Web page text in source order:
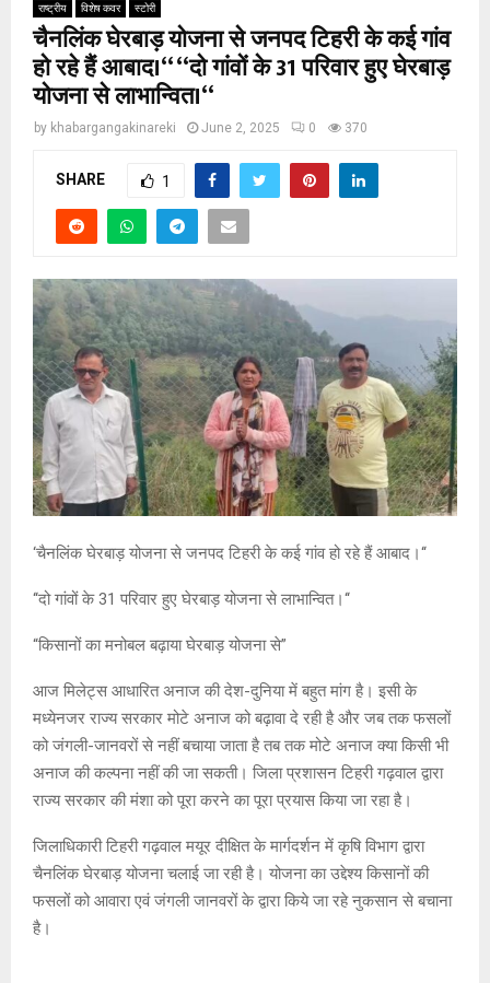
राष्ट्रीय
विशेष कवर स्टोरी
चैनलिंक घेरबाड़ योजना से जनपद टिहरी के कई गांव
हो रहे हैं आबाद।‘‘ ‘‘दो गांवों के 31 परिवार हुए घेरबाड़
योजना से लाभान्वित।‘‘
by khabargangakinareki June 2, 2025 0 370
SHARE 1
‘चैनलिंक घेरबाड़ योजना से जनपद टिहरी के कई गांव हो रहे हैं आबाद।‘‘
‘‘दो गांवों के 31 परिवार हुए घेरबाड़ योजना से लाभान्वित।‘‘
“किसानों का मनोबल बढ़ाया घेरबाड़ योजना से”
आज मिलेट्स आधारित अनाज की देश-दुनिया में बहुत मांग है। इसी के
मध्येनजर राज्य सरकार मोटे अनाज को बढ़ावा दे रही है और जब तक फसलों
को जंगली-जानवरों से नहीं बचाया जाता है तब तक मोटे अनाज क्या किसी भी
अनाज की कल्पना नहीं की जा सकती। जिला प्रशासन टिहरी गढ़वाल द्वारा
राज्य सरकार की मंशा को पूरा करने का पूरा प्रयास किया जा रहा है।
जिलाधिकारी टिहरी गढ़वाल मयूर दीक्षित के मार्गदर्शन में कृषि विभाग द्वारा
चैनलिंक घेरबाड़ योजना चलाई जा रही है। योजना का उद्देश्य किसानों की
फसलों को आवारा एवं जंगली जानवरों के द्वारा किये जा रहे नुकसान से बचाना
है।